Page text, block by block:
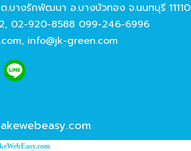
างรักพัฒนา อ.บางบัวทอง จ.นนทบุรี 11110
, 02-920-8588 099-246-6996
, info@jk-green.com